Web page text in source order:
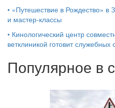
• «Путешествие в Рождество» в
и мастер‑классы
• Кинологический центр
ветклиникой готовит
Популярное в